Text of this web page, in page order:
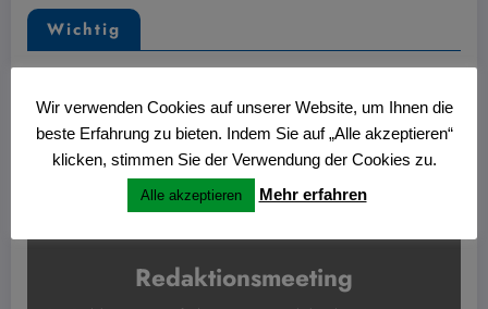
Wichtig
Redaktionsmeeting
Wir verwenden Cookies auf unserer Website, um Ihnen die
beste Erfahrung zu bieten. Indem Sie auf „Alle akzeptieren“
klicken, stimmen Sie der Verwendung der Cookies zu.
Alle akzeptieren Mehr erfahren